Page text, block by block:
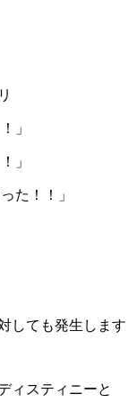
」
」
た！！」
しても発生します
ィスティニーと